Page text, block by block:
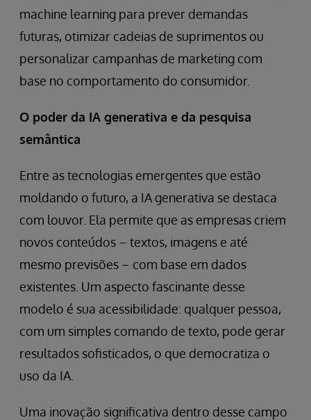
machine learning para prever demandas
futuras, otimizar cadeias de suprimentos ou
personalizar campanhas de marketing com
base no comportamento do consumidor.
O poder da IA generativa e da pesquisa
semântica
Entre as tecnologias emergentes que estão
moldando o futuro, a IA generativa se destaca
com louvor. Ela permite que as empresas criem
novos conteúdos – textos, imagens e até
mesmo previsões – com base em dados
existentes. Um aspecto fascinante desse
modelo é sua acessibilidade: qualquer pessoa,
com um simples comando de texto, pode gerar
resultados sofisticados, o que democratiza o
uso da IA.
Uma inovação significativa dentro desse campo